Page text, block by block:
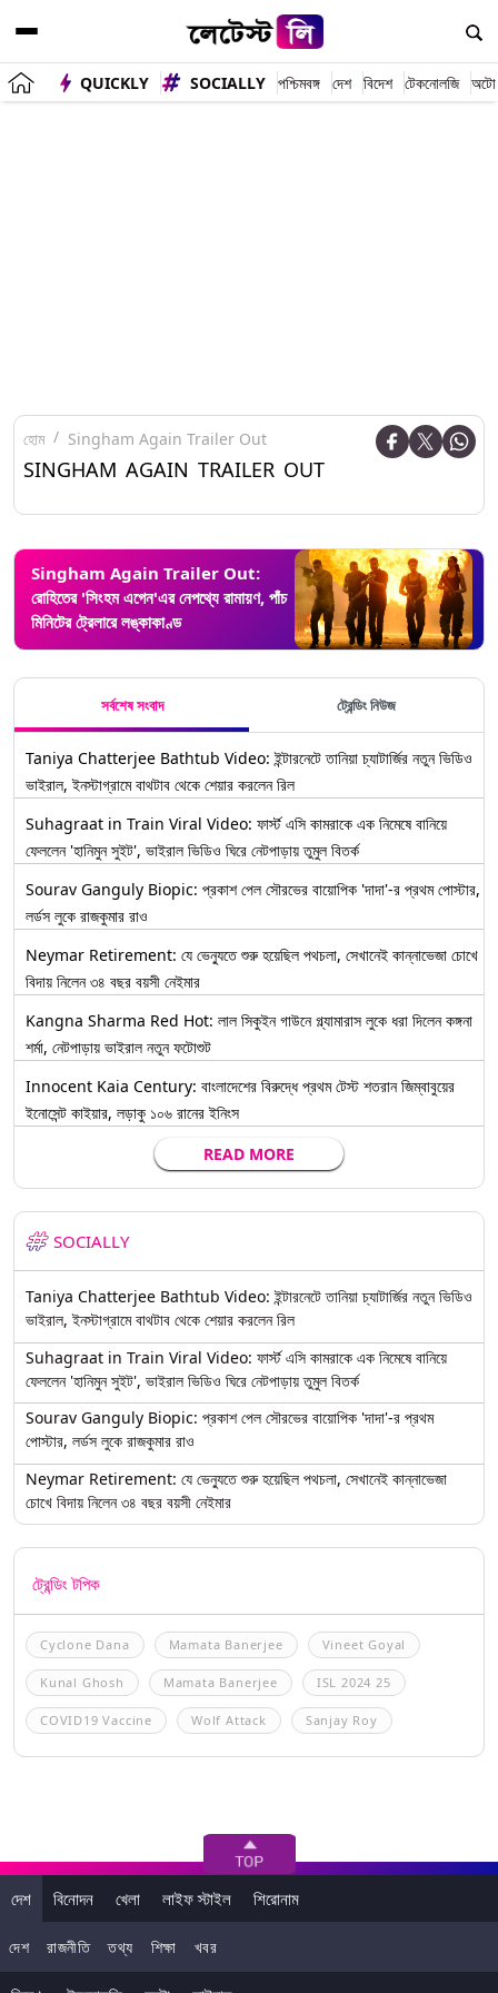
QUICKLY SOCIALLY পশ্চিমবঙ্গ দেশ বিদেশ টেকনোলজি অটো
হোম Singham Again Trailer Out
SINGHAM AGAIN TRAILER OUT
Singham Again Trailer Out:
রোহিতের 'সিংহম এগেন'এর নেপথ্যে রামায়ণ, পাঁচ
মিনিটের ট্রেলারে লঙ্কাকাণ্ড
সর্বশেষ সংবাদ ট্রেন্ডিং নিউজ
Taniya Chatterjee Bathtub Video: ইন্টারনেটে তানিয়া চ্যাটার্জির নতুন ভিডিও
ভাইরাল, ইনস্টাগ্রামে বাথটাব থেকে শেয়ার করলেন রিল
Suhagraat in Train Viral Video: ফার্স্ট এসি কামরাকে এক নিমেষে বানিয়ে
ফেললেন 'হানিমুন সুইট', ভাইরাল ভিডিও ঘিরে নেটপাড়ায় তুমুল বিতর্ক
Sourav Ganguly Biopic: প্রকাশ পেল সৌরভের বায়োপিক 'দাদা'-র প্রথম পোস্টার,
লর্ডস লুকে রাজকুমার রাও
Neymar Retirement: যে ভেন্যুতে শুরু হয়েছিল পথচলা, সেখানেই কান্নাভেজা চোখে
বিদায় নিলেন ৩৪ বছর বয়সী নেইমার
Kangna Sharma Red Hot: লাল সিকুইন গাউনে গ্ল্যামারাস লুকে ধরা দিলেন কঙ্গনা
শর্মা, নেটপাড়ায় ভাইরাল নতুন ফটোশুট
Innocent Kaia Century: বাংলাদেশের বিরুদ্ধে প্রথম টেস্ট শতরান জিম্বাবুয়ের
ইনোসেন্ট কাইয়ার, লড়াকু ১০৬ রানের ইনিংস
READ MORE
SOCIALLY
Taniya Chatterjee Bathtub Video: ইন্টারনেটে তানিয়া চ্যাটার্জির নতুন ভিডিও
ভাইরাল, ইনস্টাগ্রামে বাথটাব থেকে শেয়ার করলেন রিল
Suhagraat in Train Viral Video: ফার্স্ট এসি কামরাকে এক নিমেষে বানিয়ে
ফেললেন 'হানিমুন সুইট', ভাইরাল ভিডিও ঘিরে নেটপাড়ায় তুমুল বিতর্ক
Sourav Ganguly Biopic: প্রকাশ পেল সৌরভের বায়োপিক 'দাদা'-র প্রথম
পোস্টার, লর্ডস লুকে রাজকুমার রাও
Neymar Retirement: যে ভেন্যুতে শুরু হয়েছিল পথচলা, সেখানেই কান্নাভেজা
চোখে বিদায় নিলেন ৩৪ বছর বয়সী নেইমার
ট্রেন্ডিং টপিক
Cyclone Dana Mamata Banerjee Vineet Goyal
Kunal Ghosh Mamata Banerjee ISL 2024 25
COVID19 Vaccine Wolf Attack Sanjay Roy
দেশ বিনোদন খেলা লাইফ স্টাইল শিরোনাম
দেশ রাজনীতি তথ্য শিক্ষা খবর